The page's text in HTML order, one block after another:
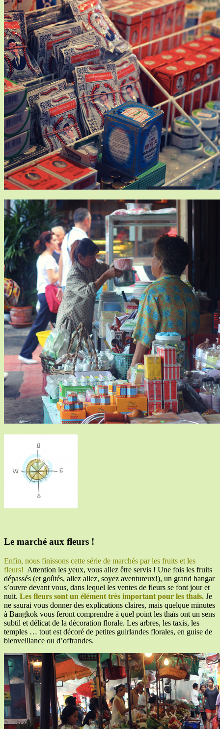
Le marché aux fleurs !
Enfin, nous finissons cette série de marchés par les fruits et les
fleurs! Attention les yeux, vous allez être servis ! Une fois les fruits
dépassés (et goûtés, allez allez, soyez aventureux!), un grand hangar
s’ouvre devant vous, dans lequel les ventes de fleurs se font jour et
nuit. Les fleurs sont un élément très important pour les thaïs. Je
ne saurai vous donner des explications claires, mais quelque minutes
à Bangkok vous feront comprendre à quel point les thaïs ont un sens
subtil et délicat de la décoration florale. Les arbres, les taxis, les
temples … tout est décoré de petites guirlandes florales, en guise de
bienveillance ou d’offrandes.